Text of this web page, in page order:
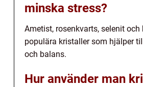
minska stress?
Ametist, rosenkvarts, selenit och
populära kristaller som hjälper
och balans.
Hur använder man